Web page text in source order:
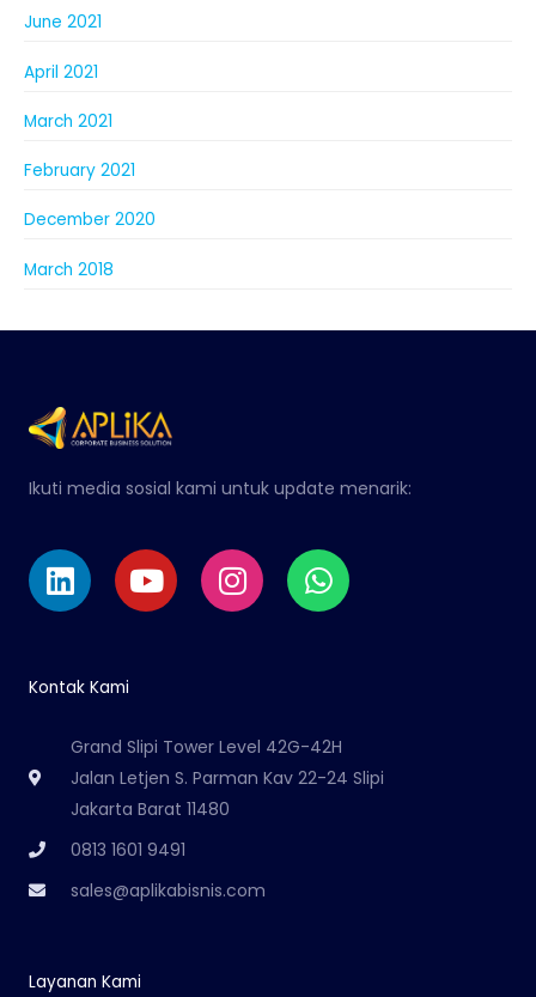
June 2021
April 2021
March 2021
February 2021
December 2020
March 2018
Ikuti media sosial kami untuk update menarik:
LinkedinYoutubeInstagramWhatsapp
Kontak Kami
Grand Slipi Tower Level 42G-42H
Jalan Letjen S. Parman Kav 22-24 Slipi
Jakarta Barat 11480
0813 1601 9491
sales@aplikabisnis.com
Layanan Kami